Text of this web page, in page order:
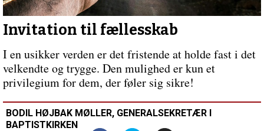
–
Open
Doors
tjener
forfulgte
kristne
Invitation til fællesskab
I en usikker verden er det fristende at holde fast i det
velkendte og trygge. Den mulighed er kun et
privilegium for dem, der føler sig sikre!
BODIL HØJBAK MØLLER, GENERALSEKRETÆR I
BAPTISTKIRKEN